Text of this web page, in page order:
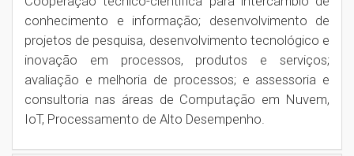
conhecimento e informação; desenvolvimento de
projetos de pesquisa, desenvolvimento tecnológico e
inovação em processos, produtos e serviços;
avaliação e melhoria de processos; e assessoria e
consultoria nas áreas de Computação em Nuvem​,
IoT, Processamento de Alto Desempenho​.